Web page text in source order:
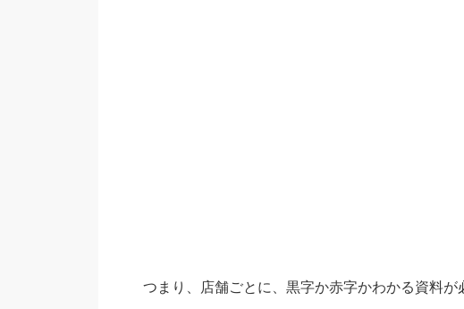
つまり、店舗ごとに、黒字か赤字かわかる資料が